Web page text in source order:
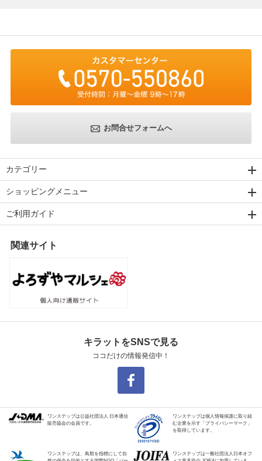
お問合せフォームへ
カテゴリー
ショッピングメニュー
ご利用ガイド
関連サイト
キラットをSNSで見る
ココだけの情報発信中！
ワンステップは公益社団法人 日本通信
販売協会の会員です。
ワンステップは個人情報保護に取り組
む企業を示す「プライバシーマーク」
を取得しています。
ワンステップは、鳥類を指標にして自
ワンステップは一般社団法人日本オフ